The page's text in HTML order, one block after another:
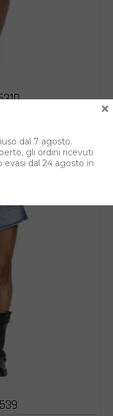
%
dal 7 agosto.
gli ordini ricevuti
evasi dal 24 agosto in
×